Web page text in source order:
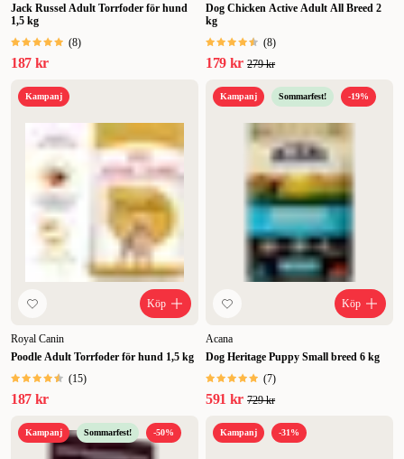
Jack Russel Adult Torrfoder för hund
1,5 kg
(8)
187 kr
Dog Chicken Active Adult All Breed 2
kg
(8)
179 kr 279 kr
Kampanj
Köp
Royal Canin
Poodle Adult Torrfoder för hund 1,5 kg
(15)
187 kr
Kampanj Sommarfest! -19%
Köp
Acana
Dog Heritage Puppy Small breed 6 kg
(7)
591 kr 729 kr
Kampanj Sommarfest! -50% Kampanj -31%